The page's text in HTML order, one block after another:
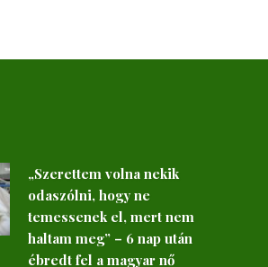
„Szerettem volna nekik
odaszólni, hogy ne
temessenek el, mert nem
haltam meg” – 6 nap után
ébredt fel a magyar nő